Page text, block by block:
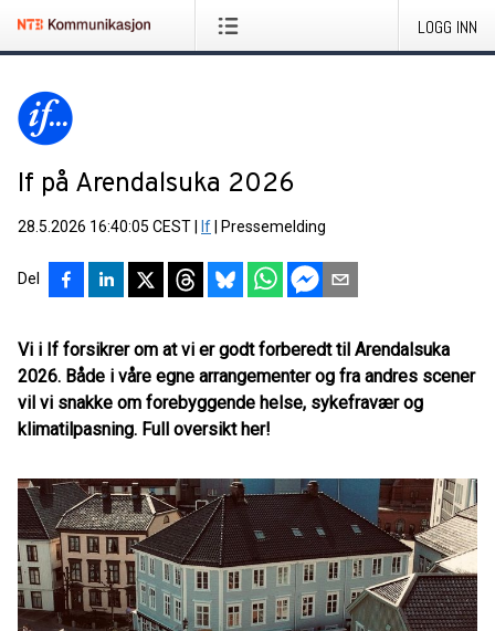
LOGG INN
If på Arendalsuka 2026
28.5.2026 16:40:05 CEST If Pressemelding
Del
Vi i If forsikrer om at vi er godt forberedt til Arendalsuka
2026. Både i våre egne arrangementer og fra andres scener
vil vi snakke om forebyggende helse, sykefravær og
klimatilpasning. Full oversikt her!